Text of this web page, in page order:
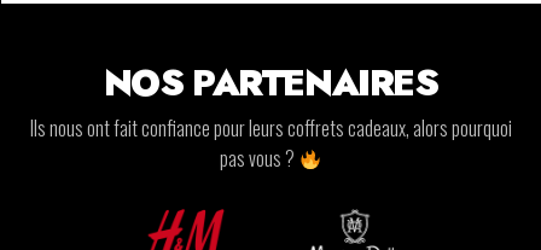
NOS PARTENAIRES
Ils nous ont fait confiance pour leurs coffrets cadeaux, alors pourquoi
pas vous ?